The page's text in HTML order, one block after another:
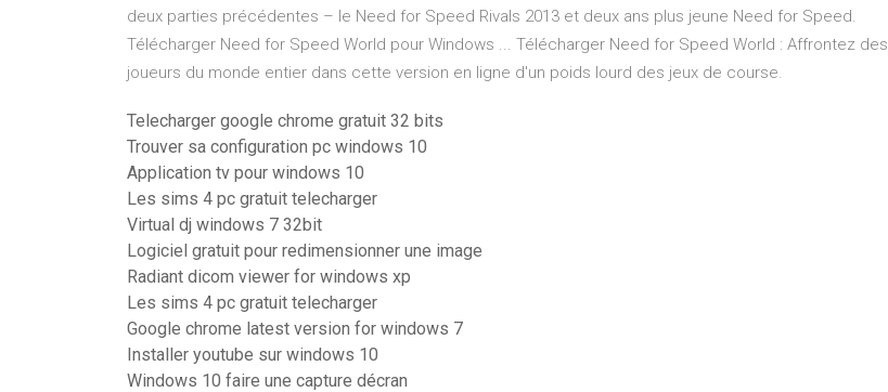
deux parties précédentes – le Need for Speed Rivals 2013 et deux ans plus jeune Need for Speed.
Télécharger Need for Speed World pour Windows ... Télécharger Need for Speed World : Affrontez des
joueurs du monde entier dans cette version en ligne d'un poids lourd des jeux de course.
Telecharger google chrome gratuit 32 bits
Trouver sa configuration pc windows 10
Application tv pour windows 10
Les sims 4 pc gratuit telecharger
Virtual dj windows 7 32bit
Logiciel gratuit pour redimensionner une image
Radiant dicom viewer for windows xp
Les sims 4 pc gratuit telecharger
Google chrome latest version for windows 7
Installer youtube sur windows 10
Windows 10 faire une capture décran